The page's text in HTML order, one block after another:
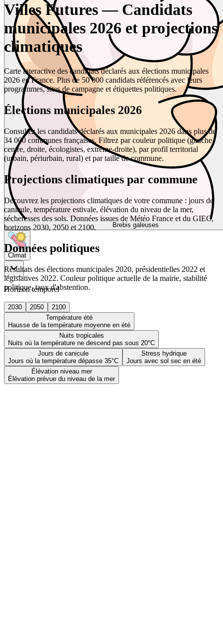
Brebis galeuses
Climat
Horizon temporel
2030 2050
2100
Température été
Hausse de la température moyenne en été
Nuits tropicales
Nuits où la température ne descend pas sous 20°C
Jours de canicule
Jours où la température dépasse 35°C
Stress hydrique
Jours avec sol sec en été
Élévation niveau mer
Élévation prévue du niveau de la mer
Villes Futures — Candidats
municipales 2026 et projections
climatiques
Carte interactive des candidats déclarés aux élections municipales
2026 en France. Plus de 50 000 candidats référencés avec leurs
programmes, sites de campagne et étiquettes politiques.
Élections municipales 2026
Consultez les candidats déclarés aux municipales 2026 dans plus de
34 000 communes françaises. Filtrez par couleur politique (gauche,
centre, droite, écologistes, extrême-droite), par profil territorial
(urbain, périurbain, rural) et par taille de commune.
Projections climatiques par commune
Découvrez les projections climatiques de votre commune : jours de
canicule, température estivale, élévation du niveau de la mer,
sécheresses des sols. Données issues de Météo France et du GIEC,
horizons 2030, 2050 et 2100.
Données politiques
Résultats des élections municipales 2020, présidentielles 2022 et
législatives 2022. Couleur politique actuelle de la mairie, stabilité
politique, taux d'abstention.